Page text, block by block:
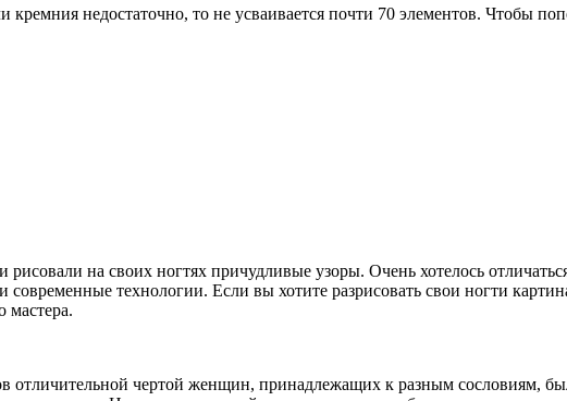
недостаточно, то не усваивается почти 70 элементов. Чтобы
на своих ногтях причудливые узоры. Очень хотелось
технологии. Если вы хотите разрисовать свои ногти
мастера.
отличительной чертой женщин, принадлежащих к разным сословиям,